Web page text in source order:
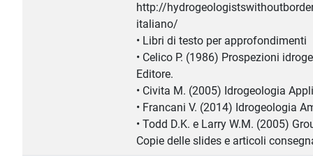
http://
italiano/
• Libri di testo per approfondimenti
• Celico P. (1986) Prospezioni
Editore.
• Civita M. (2005) Idrogeologia
• Francani V. (2014) Idrogeologia
• Todd D.K. e Larry W.M. (2005)
Copie delle slides e articoli